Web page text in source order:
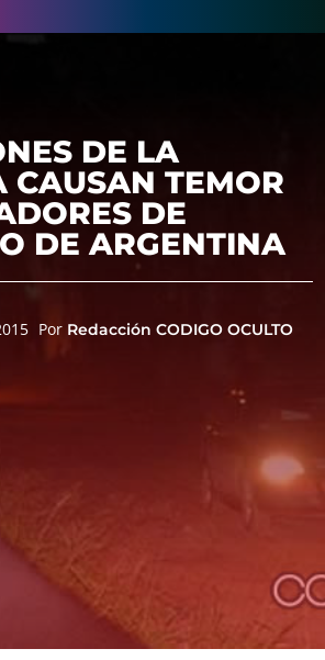
DE LA
CAUSAN TEMOR
DE
DE ARGENTINA
Por Redacción CODIGO OCULTO